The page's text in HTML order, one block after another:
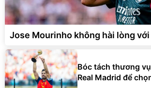
Jose Mourinho không hài lòng với
Bóc tách thương
Real Madrid để